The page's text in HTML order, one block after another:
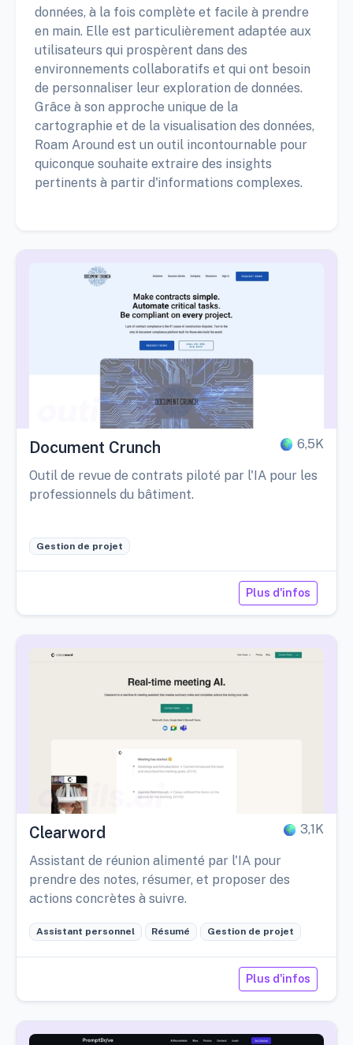
données, à la fois complète et facile à prendre
en main. Elle est particulièrement adaptée aux
utilisateurs qui prospèrent dans des
environnements collaboratifs et qui ont besoin
de personnaliser leur exploration de données.
Grâce à son approche unique de la
cartographie et de la visualisation des données,
Roam Around est un outil incontournable pour
quiconque souhaite extraire des insights
pertinents à partir d'informations complexes.
Document Crunch 6,5K
Outil de revue de contrats piloté par l'IA pour les
professionnels du bâtiment.
Gestion de projet
Plus d'infos
Clearword 3,1K
Assistant de réunion alimenté par l'IA pour
prendre des notes, résumer, et proposer des
actions concrètes à suivre.
Assistant personnel Résumé Gestion de projet
Plus d'infos